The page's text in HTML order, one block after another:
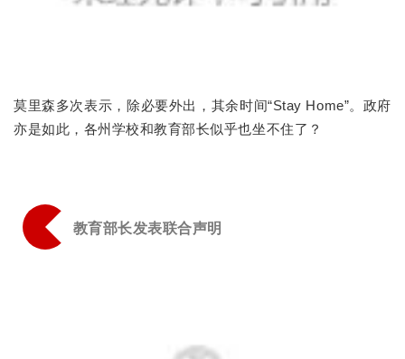
莫里森多次表示，除必要外出，其余时间“Stay Home”。 政府
亦是如此，各州学校和教育部长似乎也坐不住了？
教育部长发表联合声明